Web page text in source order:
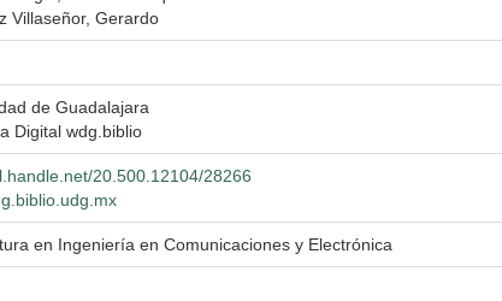
Villaseñor, Gerardo
de Guadalajara
Digital wdg.biblio
20.500.12104/28266
en Ingeniería en Comunicaciones y Electrónica